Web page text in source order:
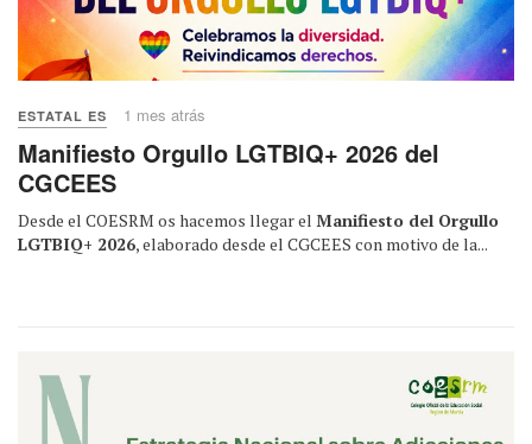
ESTATAL ES 1 mes atrás
Manifiesto Orgullo LGTBIQ+ 2026 del
CGCEES
Desde el COESRM os hacemos llegar el Manifiesto del Orgullo
LGTBIQ+ 2026, elaborado desde el CGCEES con motivo de la...